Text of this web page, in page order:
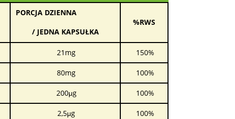
PORCJA DZIENNA
/ JEDNA KAPSUŁKA
%RWS
21mg 150%
80mg 100%
200μg 100%
2,5μg 100%